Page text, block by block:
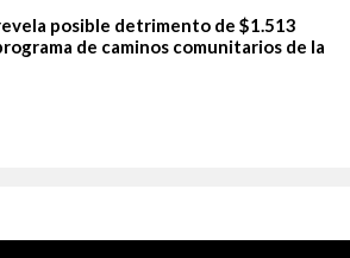
posible detrimento de $1.513
de caminos comunitarios de la